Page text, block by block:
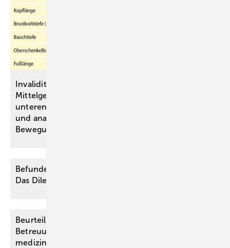
Invaliditätsbemessung von stammnahen versus ­
Mittelgelenkversteifungen an oberen und
unteren ­Extremitäten anhand einer simulativen
und analytischen Untersuchung des
Bewegungsraumes
Befunderhebungsfehler versus Diagnosefehler –
Das Dilemma des Gutachters und die
Beurteilung der Wohnfähigkeit im
Betreuungsrecht – ein strukturiertes Vorgehen für
medizinische